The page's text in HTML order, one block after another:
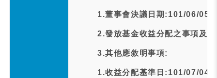
1.董事會決議日期:101/06/05
2.發放基金收益分配之事項及
3.其他應敘明事項:
1.收益分配基準日:101/07/04